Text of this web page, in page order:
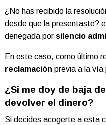
¿No has recibido la
desde que la presentaste?
denegada por silencio
En este caso, como último
reclamación previa a la vía
¿Si me doy de baja
devolver el dinero?
Si decides acogerte a esta